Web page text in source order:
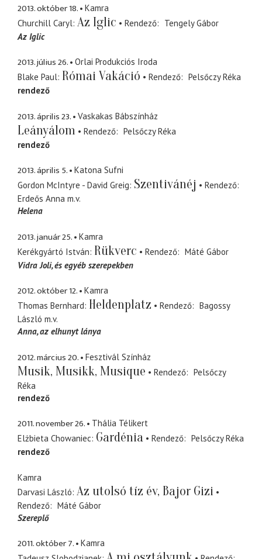
2013. október 18.
Kamra
Churchill Caryl Az Iglic Rendező
Tengely Gábor
Az Iglic
2013. július 26.
Orlai Produkciós Iroda
Blake Paul Római Vakáció Rendező
Pelsőczy Réka
rendező
2013. április 23. Vaskakas Bábszínház
Leányálom Rendező
Pelsőczy Réka
rendező
2013. április 5.
Katona Sufni
Gordon McIntyre - David Greig Szentivánéj
Rendező
Erdeős Anna m.v.
Helena
2013. január 25.
Kamra
Kerékgyártó István Rükverc Rendező
Máté Gábor
Vidra Joli és egyéb szerepekben
2012. október 12.
Kamra
Thomas Bernhard Heldenplatz Rendező
Bagossy
László m.v.
Anna az elhunyt lánya
2012. március 20. Fesztivál Színház
Musik, Musikk, Musique Rendező
Pelsőczy
Réka
rendező
2011. november 26.
Thália Télikert
Elżbieta Chowaniec Gardénia Rendező
Pelsőczy Réka
rendező
Kamra
Darvasi László Az utolsó tíz év, Bajor Gizi
Rendező
Máté Gábor
Szereplő
2011. október 7.
Kamra